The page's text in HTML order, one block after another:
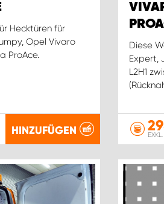
Hecktüren für
Opel Vivaro
ProAce.
HINZUFÜGEN
Diese
Expert,
L2H1